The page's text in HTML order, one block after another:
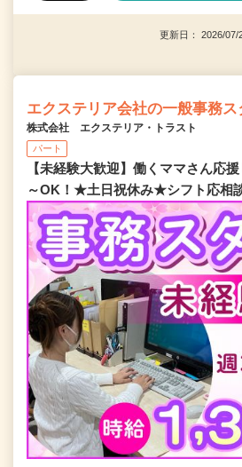
更新日： 2026/
エクステリア会社の一般事務ス
株式会社 エクステリア・トラスト
パート
【未経験大歓迎】働くママさん応
～OK！★土日祝休み★シフト応相